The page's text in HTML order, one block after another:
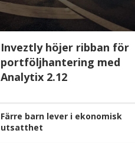
Inveztly höjer ribban för
portföljhantering med
Analytix 2.12
Färre barn lever i ekonomisk
utsatthet